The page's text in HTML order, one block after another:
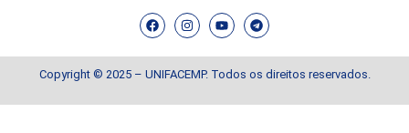
Copyright © 2025 – UNIFACEMP. Todos os direitos reservados.